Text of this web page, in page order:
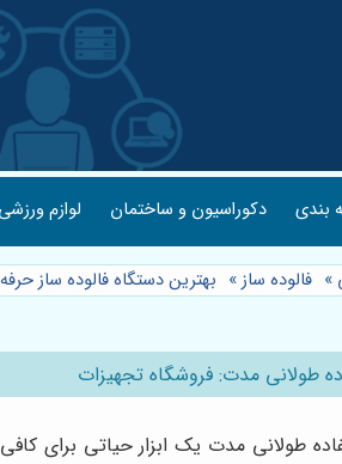
بندی دکوراسیون و ساختمان لوازم ورزشی
» فالوده ساز» بهترین دستگاه فالوده ساز
طولانی مدت: فروشگاه تجهیزات
طولانی مدت یک ابزار حیاتی